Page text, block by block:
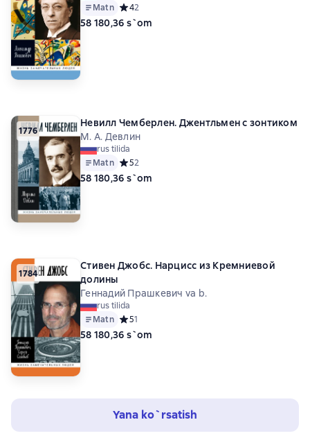
Matn Средний рейтинг 4 на основе 2 оценок
42
58 180,36 s`om
1776
Невилл Чемберлен. Джентльмен с зонтиком
М. А. Девлин
rus tilida
Matn Средний рейтинг 5 на основе 2 оценок
52
58 180,36 s`om
1784
Стивен Джобс. Нарцисс из Кремниевой
долины
Геннадий Прашкевич va b.
rus tilida
Matn Средний рейтинг 5 на основе 1 оценок
51
58 180,36 s`om
Yana ko`rsatish